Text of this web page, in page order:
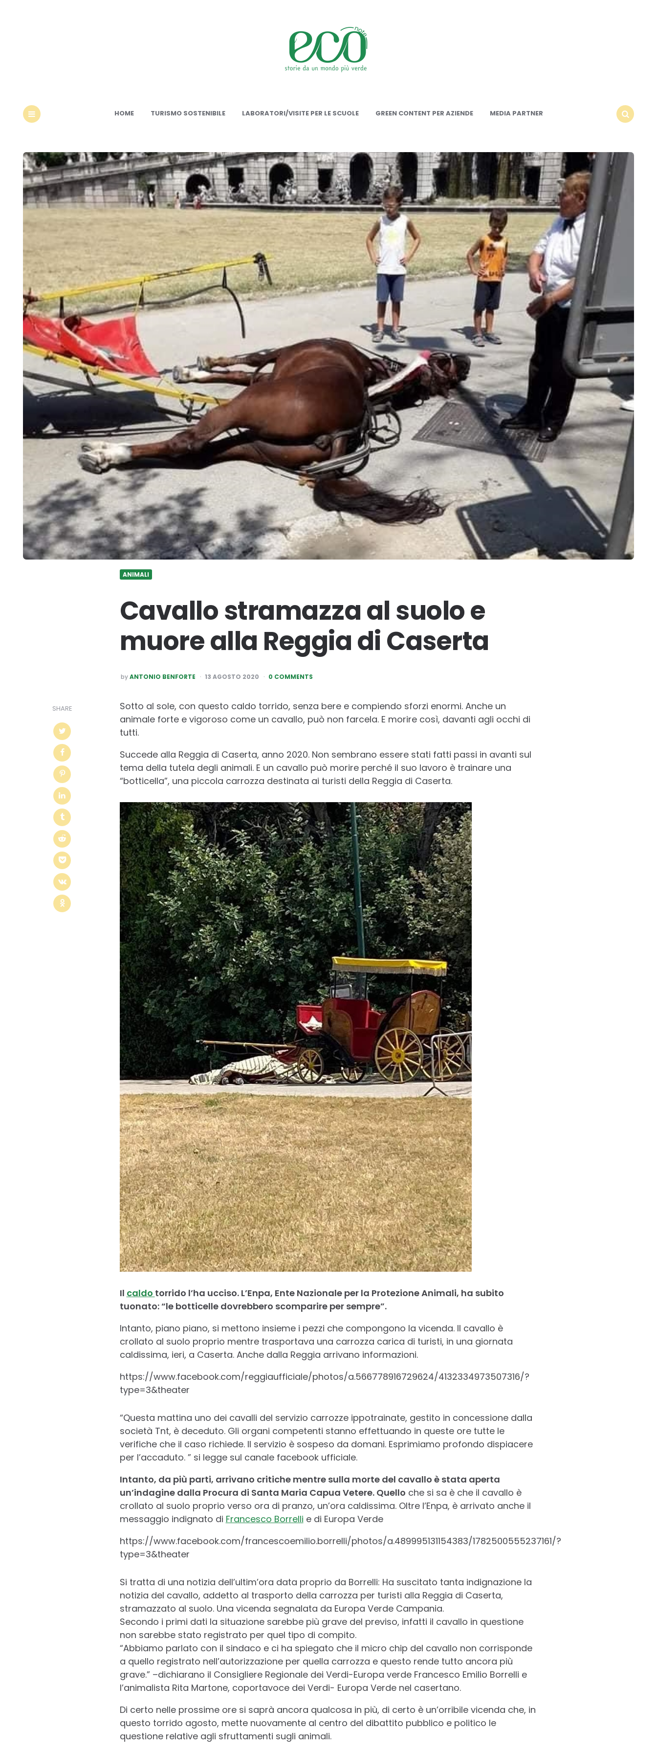
HOME TURISMO SOSTENIBILE LABORATORI/VISITE PER LE SCUOLE GREEN CONTENT PER AZIENDE
MEDIA PARTNER
ANIMALI
Cavallo stramazza al suolo e
muore alla Reggia di Caserta
POSTED
BY
by ANTONIO BENFORTE 13 AGOSTO 2020 0 COMMENTS
SHARE
Sotto al sole, con questo caldo torrido, senza bere e compiendo sforzi enormi. Anche un
animale forte e vigoroso come un cavallo, può non farcela. E morire così, davanti agli occhi di
tutti.
Succede alla Reggia di Caserta, anno 2020. Non sembrano essere stati fatti passi in avanti sul
tema della tutela degli animali. E un cavallo può morire perché il suo lavoro è trainare una
“botticella”, una piccola carrozza destinata ai turisti della Reggia di Caserta.
Il caldo torrido l’ha ucciso. L’Enpa, Ente Nazionale per la Protezione Animali, ha subito
tuonato: “le botticelle dovrebbero scomparire per sempre”.
Intanto, piano piano, si mettono insieme i pezzi che compongono la vicenda. Il cavallo è
crollato al suolo proprio mentre trasportava una carrozza carica di turisti, in una giornata
caldissima, ieri, a Caserta. Anche dalla Reggia arrivano informazioni.
https://www.facebook.com/reggiaufficiale/photos/a.566778916729624/4132334973507316/?
type=3&theater
“Questa mattina uno dei cavalli del servizio carrozze ippotrainate, gestito in concessione dalla
società Tnt, è deceduto. Gli organi competenti stanno effettuando in queste ore tutte le
verifiche che il caso richiede. Il servizio è sospeso da domani. Esprimiamo profondo dispiacere
per l’accaduto. ” si legge sul canale facebook ufficiale.
Intanto, da più parti, arrivano critiche mentre sulla morte del cavallo è stata aperta
un’indagine dalla Procura di Santa Maria Capua Vetere. Quello che si sa è che il cavallo è
crollato al suolo proprio verso ora di pranzo, un’ora caldissima. Oltre l’Enpa, è arrivato anche il
messaggio indignato di Francesco Borrelli e di Europa Verde
https://www.facebook.com/francescoemilio.borrelli/photos/a.489995131154383/1782500555237161/?
type=3&theater
Si tratta di una notizia dell’ultim’ora data proprio da Borrelli: Ha suscitato tanta indignazione la
notizia del cavallo, addetto al trasporto della carrozza per turisti alla Reggia di Caserta,
stramazzato al suolo. Una vicenda segnalata da Europa Verde Campania.
Secondo i primi dati la situazione sarebbe più grave del previso, infatti il cavallo in questione
non sarebbe stato registrato per quel tipo di compito.
“Abbiamo parlato con il sindaco e ci ha spiegato che il micro chip del cavallo non corrisponde
a quello registrato nell’autorizzazione per quella carrozza e questo rende tutto ancora più
grave.” –dichiarano il Consigliere Regionale dei Verdi-Europa verde Francesco Emilio Borrelli e
l’animalista Rita Martone, coportavoce dei Verdi- Europa Verde nel casertano.
Di certo nelle prossime ore si saprà ancora qualcosa in più, di certo è un’orribile vicenda che, in
questo torrido agosto, mette nuovamente al centro del dibattito pubblico e politico le
questione relative agli sfruttamenti sugli animali.